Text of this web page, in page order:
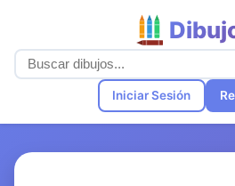
Iniciar Sesión